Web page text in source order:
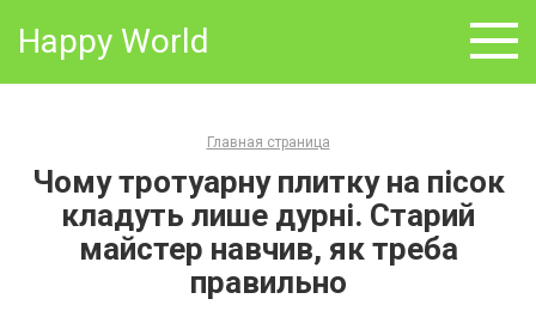
Happy World
Главная страница
Чому тротуарну плитку на пісок
кладуть лише дурні. Старий
майстер навчив, як треба
правильно